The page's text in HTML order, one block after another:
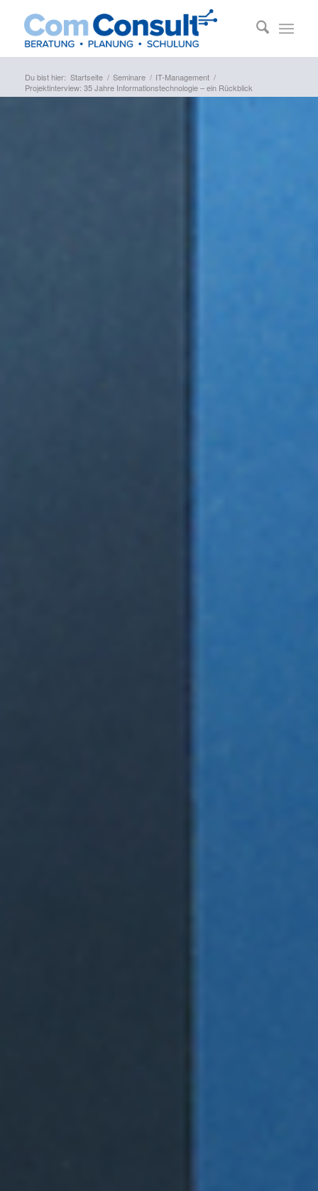
Du bist hier: Startseite / Seminare / IT-Management /
Projektinterview: 35 Jahre Informationstechnologie – ein Rückblick